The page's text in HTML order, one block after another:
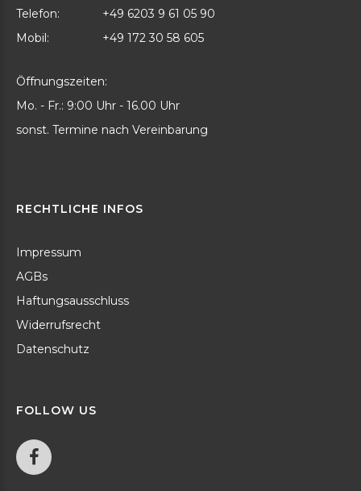
Telefon:
+49 6203 9 61 05 90
Mobil:
+49 172 30 58 605
Öffnungszeiten:
Mo. - Fr.: 9:00 Uhr - 16.00 Uhr
sonst. Termine nach Vereinbarung
RECHTLICHE INFOS
Impressum
AGBs
Haftungsausschluss
Widerrufsrecht
Datenschutz
FOLLOW US